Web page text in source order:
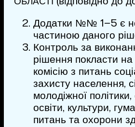
Додатки №№ 1–5 є
частиною даного
Контроль за
рішення покласти на
комісію з питань
захисту населення,
молодіжної політики,
освіти, культури,
питань та охорони